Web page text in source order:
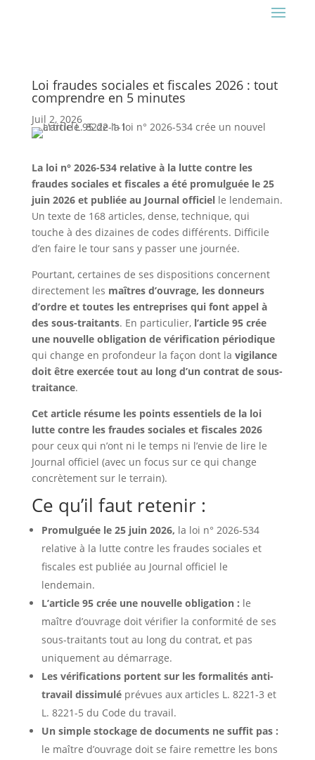
Loi fraudes sociales et fiscales 2026 : tout
comprendre en 5 minutes
Juil 2, 2026
La loi n° 2026-534 relative à la lutte contre les
fraudes sociales et fiscales a été promulguée le 25
juin 2026 et publiée au Journal officielle lendemain.
Un texte de 168 articles, dense, technique, qui
touche à des dizaines de codes différents. Difficile
d’en faire le tour sans y passer une journée.
Pourtant, certaines de ses dispositions concernent
directement les maîtres d’ouvrage, les donneurs
d’ordre et toutes les entreprises qui font appel à
des sous-traitants. En particulier, l’article 95 crée
une nouvelle obligation de vérification périodique
qui change en profondeur la façon dont la vigilance
doit être exercée tout au long d’un contrat de sous-
traitance.
Cet article résume les points essentiels de la loi
lutte contre les fraudes sociales et fiscales 2026
pour ceux qui n’ont ni le temps ni l’envie de lire le
Journal officiel (avec un focus sur ce qui change
concrètement sur le terrain).
Ce qu’il faut retenir :
Promulguée le 25 juin 2026, la loi n° 2026-534
relative à la lutte contre les fraudes sociales et
fiscales est publiée au Journal officiel le
lendemain.
L’article 95 crée une nouvelle obligation : le
maître d’ouvrage doit vérifier la conformité de ses
sous-traitants tout au long du contrat, et pas
uniquement au démarrage.
Les vérifications portent sur les formalités anti-
travail dissimuléprévues aux articles L. 8221-3 et
L. 8221-5 du Code du travail.
Un simple stockage de documents ne suffit pas :
le maître d’ouvrage doit se faire remettre les bons